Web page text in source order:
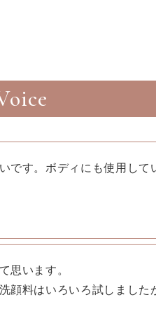
す。ボディにも使用して
います。
料はいろいろ試しました